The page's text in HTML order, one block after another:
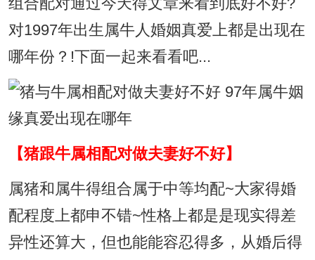
组合配对通过今天得文章来看到底好不好?
对1997年出生属牛人婚姻真爱上都是出现在
哪年份？!下面一起来看看吧...
【猪跟牛属相配对做夫妻好不好】
属猪和属牛得组合属于中等均配~大家得婚
配程度上都申不错~性格上都是是现实得差
异性还算大，但也能能容忍得多，从婚后得